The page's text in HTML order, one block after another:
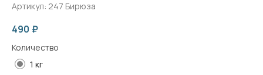
Артикул: 247 Бирюза
490 ₽
Количество
1 кг